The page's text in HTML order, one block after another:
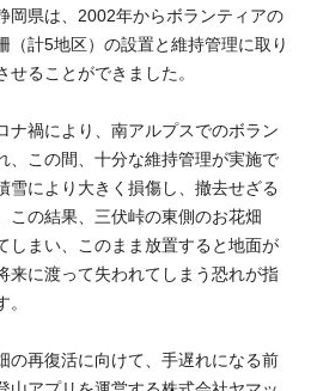
岡県は、2002年からボランティアの
（計5地区）の設置と維持管理に取り
ることができました。
ナ禍により、南アルプスでのボラン
、この間、十分な維持管理が実施で
雪により大きく損傷し、撤去せざる
この結果、三伏峠の東側のお花畑
しまい、このまま放置すると地面が
来に渡って失われてしまう恐れが指
の再復活に向けて、手遅れになる前